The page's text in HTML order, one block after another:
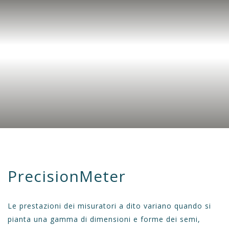
PrecisionMeter
Le prestazioni dei misuratori a dito variano quando si
pianta una gamma di dimensioni e forme dei semi,